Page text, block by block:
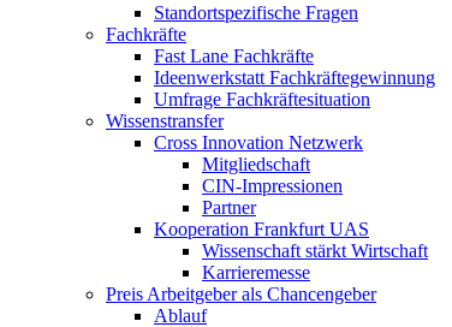
Standortspezifische Fragen
Fachkräfte
Fast Lane Fachkräfte
Ideenwerkstatt Fachkräftegewinnung
Umfrage Fachkräftesituation
Wissenstransfer
Cross Innovation Netzwerk
Mitgliedschaft
CIN-Impressionen
Partner
Kooperation Frankfurt UAS
Wissenschaft stärkt Wirtschaft
Karrieremesse
Preis Arbeitgeber als Chancengeber
Ablauf